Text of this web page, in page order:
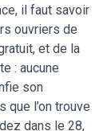
il faut savoir
ouvriers de
et de la
: aucune
son
que l’on trouve
dans le 28,